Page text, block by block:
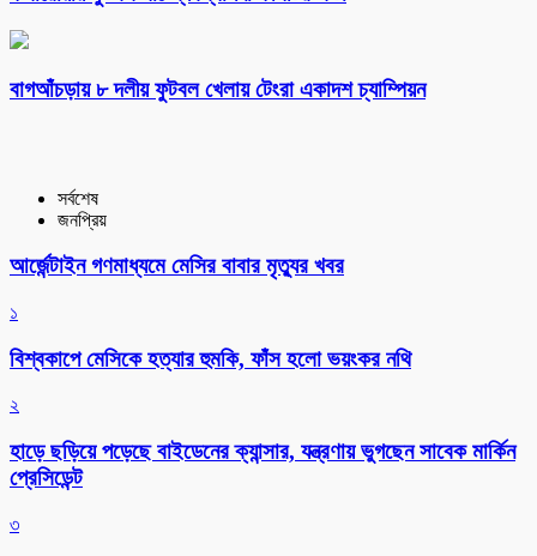
বাগআঁচড়ায় ৮ দলীয় ফুটবল খেলায় টেংরা একাদশ চ্যাম্পিয়ন
সর্বশেষ
জনপ্রিয়
আর্জেন্টাইন গণমাধ্যমে মেসির বাবার মৃত্যুর খবর
১
বিশ্বকাপে মেসিকে হত্যার হুমকি, ফাঁস হলো ভয়ংকর নথি
২
হাড়ে ছড়িয়ে পড়েছে বাইডেনের ক্যান্সার, যন্ত্রণায় ভুগছেন সাবেক মার্কিন
প্রেসিডেন্ট
৩